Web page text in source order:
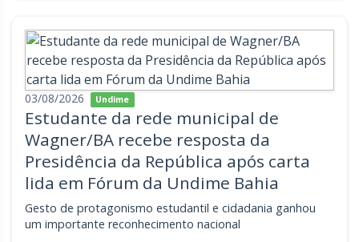
03/08/2026 Undime
Estudante da rede municipal de
Wagner/BA recebe resposta da
Presidência da República após carta
lida em Fórum da Undime Bahia
Gesto de protagonismo estudantil e cidadania ganhou
um importante reconhecimento nacional